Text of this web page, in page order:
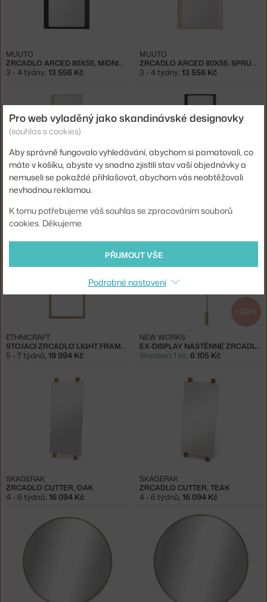
ZRCADLO ARCED 80X55, MIDNIGHT BLUE
MUUTO
3 - 4 týdny, 13 556 Kč
ZRCADLO ARCED 80X55, SPRUCE
MUUTO
3 - 4 týdny, 13 556 Kč
MUUTO
3 - 4 týdny,23 616 Kč 3 - 4 týdny,23 616 Kč
STOJACÍ ZRCADLO LIGHT FRAME, OAK
ETHNICRAFT
5 - 7 týdnů, 19 994 Kč
−40 %
EX-DISPLAY NÁSTĚNNÉ ZRCADLO RISE & SHINE, NATURAL OAK
NEW WORKS
Skladem 1 ks, 6 105 Kč
ZRCADLO CUTTER, OAK
SKAGERAK
4 - 6 týdnů, 16 094 Kč
ZRCADLO CUTTER, TEAK
SKAGERAK
4 - 6 týdnů, 16 094 Kč
Pro web vyladěný jako skandinávské designovky
(souhlas s cookies)
Aby správně fungovalo vyhledávání, abychom si pamatovali, co
máte v košíku, abyste vy snadno zjistili stav vaší objednávky a
nemuseli se pokaždé přihlašovat, abychom vás neobtěžovali
nevhodnou reklamou.
K tomu potřebujeme váš souhlas se zpracováním souborů
cookies. Děkujeme.
PŘIJMOUT VŠE
Podrobné nastavení